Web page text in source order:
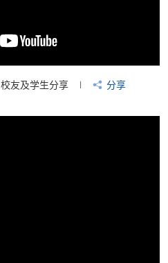
校友及学生分享 分享